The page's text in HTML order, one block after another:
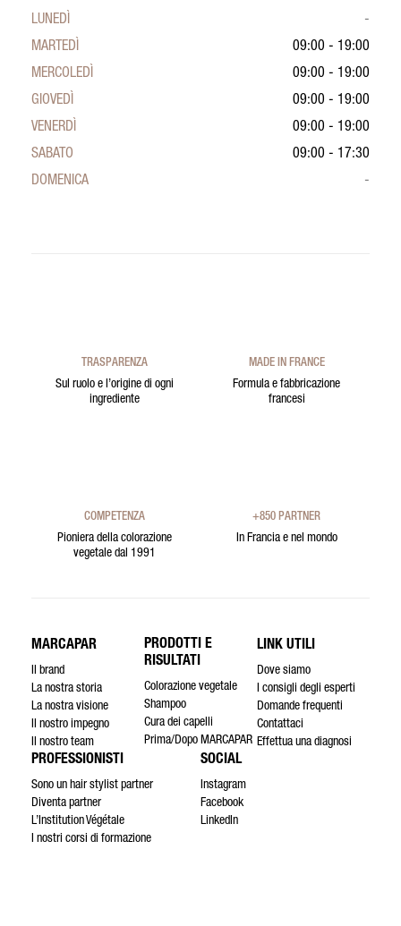
LUNEDÌ
-
MARTEDÌ
09:00 - 19:00
MERCOLEDÌ
09:00 - 19:00
GIOVEDÌ
09:00 - 19:00
VENERDÌ
09:00 - 19:00
SABATO
09:00 - 17:30
DOMENICA
-
TRASPARENZA
Sul ruolo e l’origine di ogni
ingrediente
MADE IN FRANCE
Formula e fabbricazione
francesi
COMPETENZA
Pioniera della colorazione
vegetale dal 1991
+850 PARTNER
In Francia e nel mondo
MARCAPAR
Il brand
La nostra storia
La nostra visione
Il nostro impegno
Il nostro team
PRODOTTI E
RISULTATI
Colorazione vegetale
Shampoo
Cura dei capelli
Prima/Dopo MARCAPAR
LINK UTILI
Dove siamo
I consigli degli esperti
Domande frequenti
Contattaci
Effettua una diagnosi
PROFESSIONISTI
Sono un hair stylist partner
Diventa partner
L’Institution Végétale
I nostri corsi di formazione
SOCIAL
Instagram
Facebook
LinkedIn